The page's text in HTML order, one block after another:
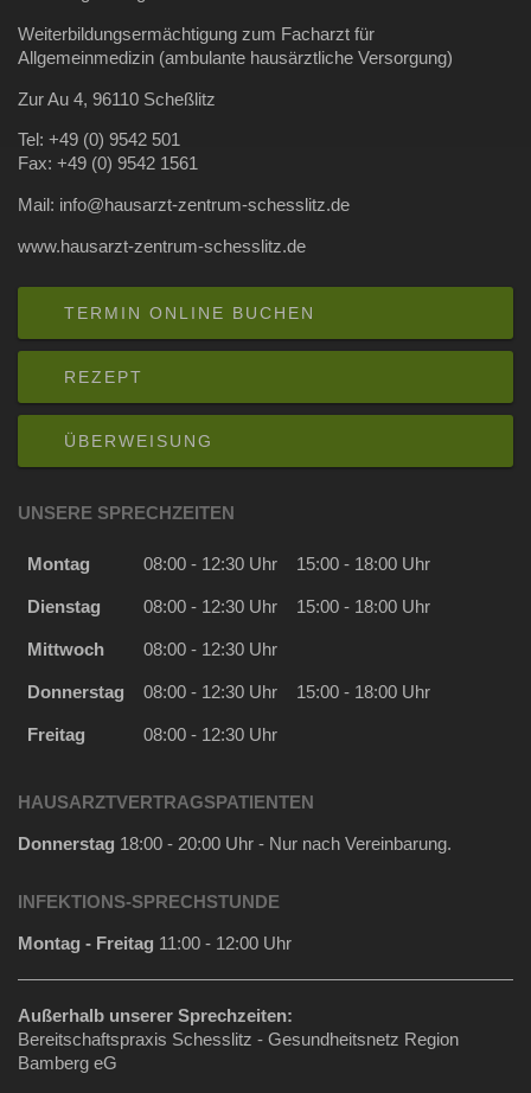
Weiterbildungsermächtigung zum Facharzt für
Allgemeinmedizin (ambulante hausärztliche Versorgung)
Zur Au 4, 96110 Scheßlitz
Tel: +49 (0) 9542 501
Fax: +49 (0) 9542 1561
Mail: info@hausarzt-zentrum-schesslitz.de
www.hausarzt-zentrum-schesslitz.de
TERMIN ONLINE BUCHEN
REZEPT
ÜBERWEISUNG
UNSERE SPRECHZEITEN
Montag 08:00 - 12:30 Uhr 15:00 - 18:00 Uhr
Dienstag 08:00 - 12:30 Uhr 15:00 - 18:00 Uhr
Mittwoch 08:00 - 12:30 Uhr
Donnerstag 08:00 - 12:30 Uhr 15:00 - 18:00 Uhr
Freitag 08:00 - 12:30 Uhr
HAUSARZTVERTRAGSPATIENTEN
Donnerstag 18:00 - 20:00 Uhr - Nur nach Vereinbarung.
INFEKTIONS-SPRECHSTUNDE
Montag - Freitag 11:00 - 12:00 Uhr
Außerhalb unserer Sprechzeiten:
Bereitschaftspraxis Schesslitz - Gesundheitsnetz Region
Bamberg eG